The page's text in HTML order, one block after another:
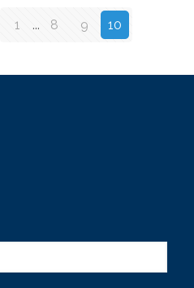
1 ... 8 9 10